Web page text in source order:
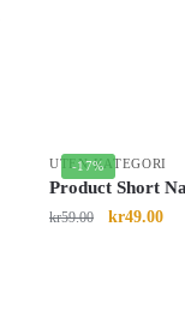
-17%
UTEN KATEGORI
Product Short
kr59.00 kr49.00